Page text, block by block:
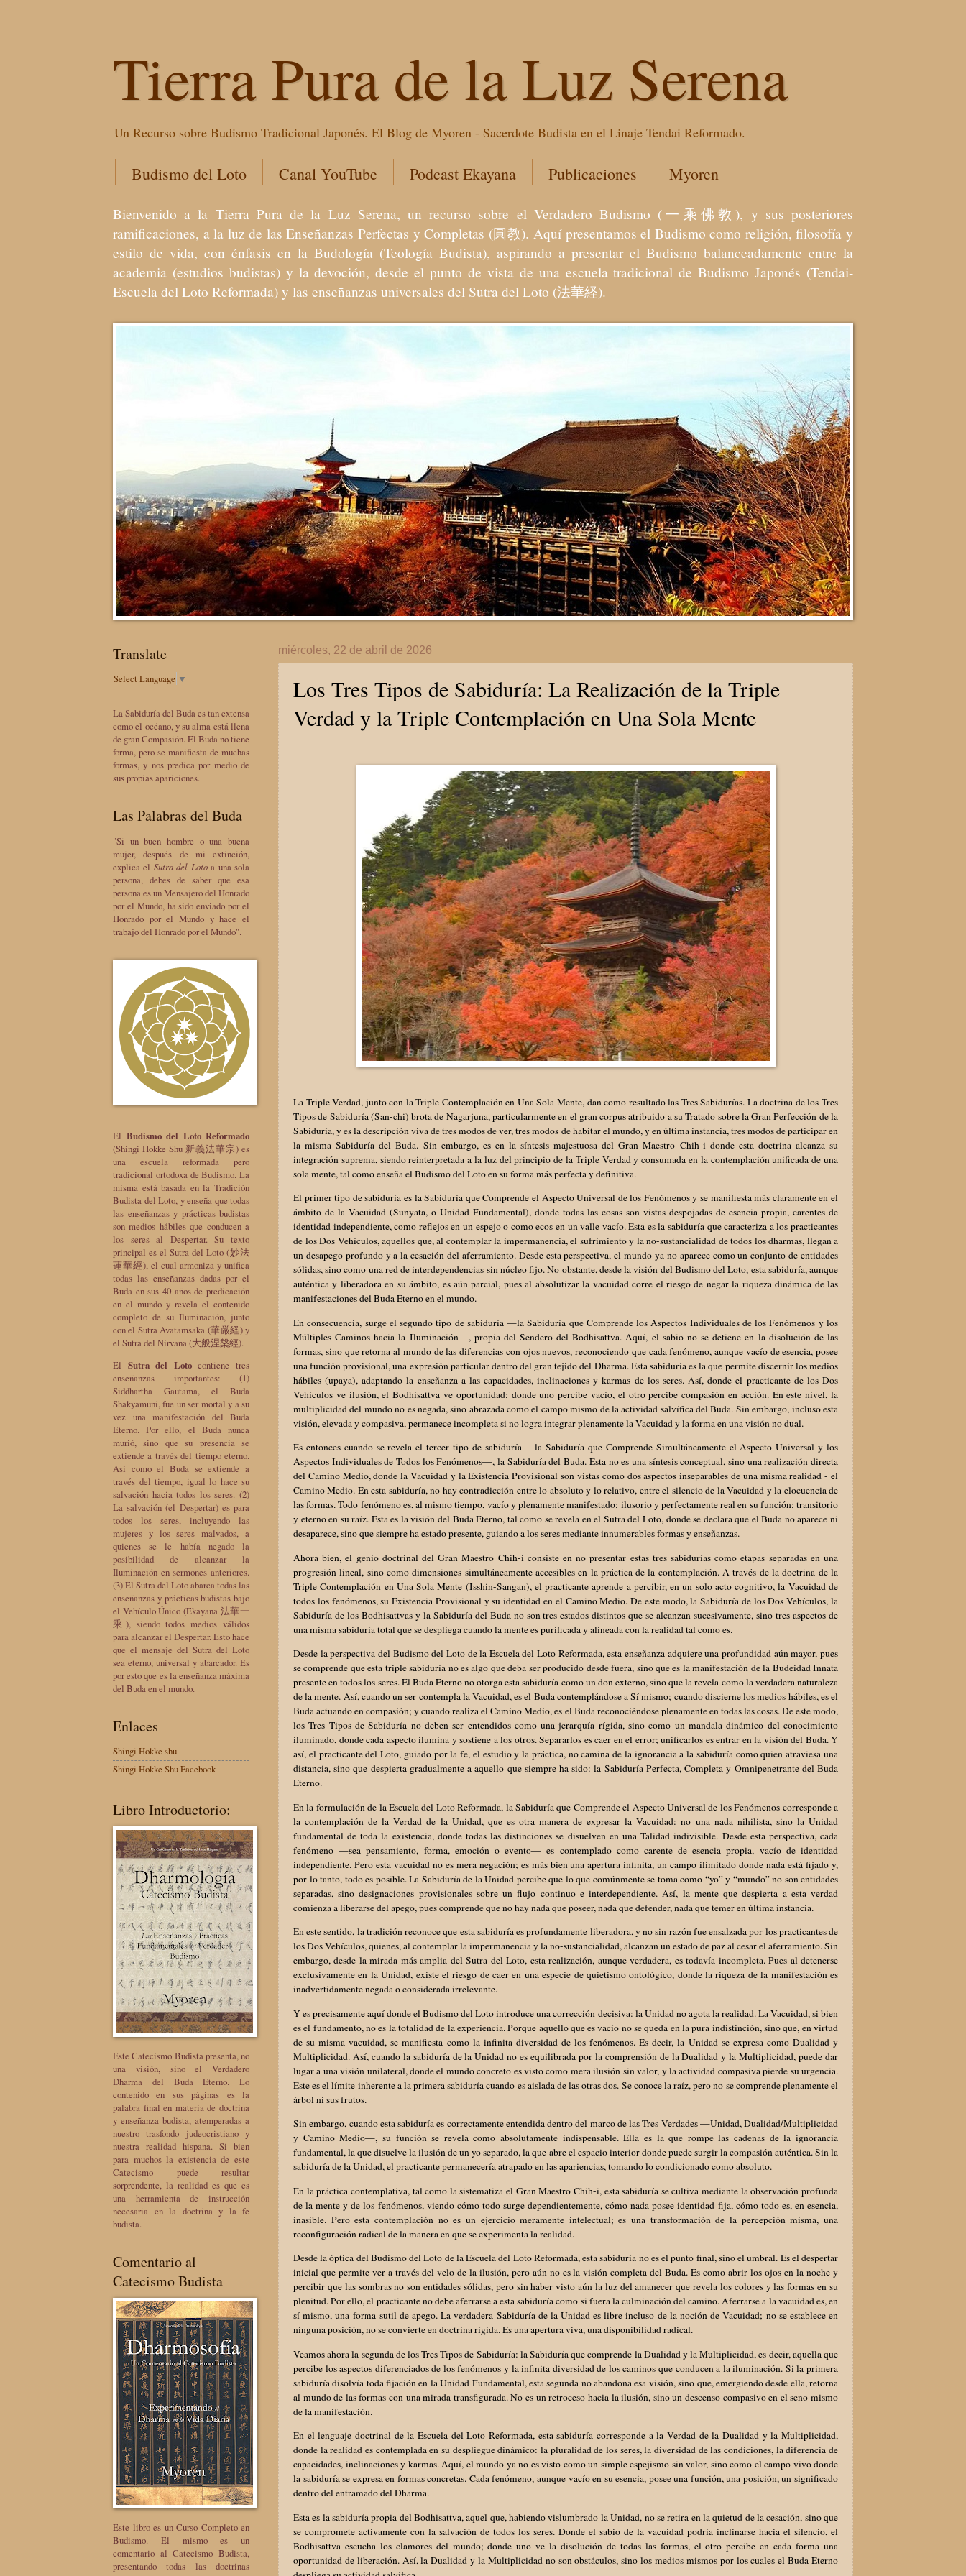
Tierra Pura de la Luz Serena
Un Recurso sobre Budismo Tradicional Japonés. El Blog de Myoren - Sacerdote Budista en el Linaje Tendai Reformado.
Budismo del Loto Canal YouTube Podcast Ekayana Publicaciones Myoren
Bienvenido a la Tierra Pura de la Luz Serena, un recurso sobre el Verdadero Budismo (一乘佛教), y sus posteriores
ramificaciones, a la luz de las Enseñanzas Perfectas y Completas (圓教). Aquí presentamos el Budismo como religión, filosofía y
estilo de vida, con énfasis en la Budología (Teología Budista), aspirando a presentar el Budismo balanceadamente entre la
academia (estudios budistas) y la devoción, desde el punto de vista de una escuela tradicional de Budismo Japonés (Tendai-
Escuela del Loto Reformada) y las enseñanzas universales del Sutra del Loto (法華経).
miércoles, 22 de abril de 2026
Los Tres Tipos de Sabiduría: La Realización de la Triple
Verdad y la Triple Contemplación en Una Sola Mente
La Triple Verdad, junto con la Triple Contemplación en Una Sola Mente, dan como resultado las Tres Sabidurías. La doctrina de los Tres
Tipos de Sabiduría (San-chi) brota de Nagarjuna, particularmente en el gran corpus atribuido a su Tratado sobre la Gran Perfección de la
Sabiduría, y es la descripción viva de tres modos de ver, tres modos de habitar el mundo, y en última instancia, tres modos de participar en
la misma Sabiduría del Buda. Sin embargo, es en la síntesis majestuosa del Gran Maestro Chih-i donde esta doctrina alcanza su
integración suprema, siendo reinterpretada a la luz del principio de la Triple Verdad y consumada en la contemplación unificada de una
sola mente, tal como enseña el Budismo del Loto en su forma más perfecta y definitiva.
El primer tipo de sabiduría es la Sabiduría que Comprende el Aspecto Universal de los Fenómenos y se manifiesta más claramente en el
ámbito de la Vacuidad (Sunyata, o Unidad Fundamental), donde todas las cosas son vistas despojadas de esencia propia, carentes de
identidad independiente, como reflejos en un espejo o como ecos en un valle vacío. Esta es la sabiduría que caracteriza a los practicantes
de los Dos Vehículos, aquellos que, al contemplar la impermanencia, el sufrimiento y la no-sustancialidad de todos los dharmas, llegan a
un desapego profundo y a la cesación del aferramiento. Desde esta perspectiva, el mundo ya no aparece como un conjunto de entidades
sólidas, sino como una red de interdependencias sin núcleo fijo. No obstante, desde la visión del Budismo del Loto, esta sabiduría, aunque
auténtica y liberadora en su ámbito, es aún parcial, pues al absolutizar la vacuidad corre el riesgo de negar la riqueza dinámica de las
manifestaciones del Buda Eterno en el mundo.
En consecuencia, surge el segundo tipo de sabiduría —la Sabiduría que Comprende los Aspectos Individuales de los Fenómenos y los
Múltiples Caminos hacia la Iluminación—, propia del Sendero del Bodhisattva. Aquí, el sabio no se detiene en la disolución de las
formas, sino que retorna al mundo de las diferencias con ojos nuevos, reconociendo que cada fenómeno, aunque vacío de esencia, posee
una función provisional, una expresión particular dentro del gran tejido del Dharma. Esta sabiduría es la que permite discernir los medios
hábiles (upaya), adaptando la enseñanza a las capacidades, inclinaciones y karmas de los seres. Así, donde el practicante de los Dos
Vehículos ve ilusión, el Bodhisattva ve oportunidad; donde uno percibe vacío, el otro percibe compasión en acción. En este nivel, la
multiplicidad del mundo no es negada, sino abrazada como el campo mismo de la actividad salvífica del Buda. Sin embargo, incluso esta
visión, elevada y compasiva, permanece incompleta si no logra integrar plenamente la Vacuidad y la forma en una visión no dual.
Es entonces cuando se revela el tercer tipo de sabiduría —la Sabiduría que Comprende Simultáneamente el Aspecto Universal y los
Aspectos Individuales de Todos los Fenómenos—, la Sabiduría del Buda. Esta no es una síntesis conceptual, sino una realización directa
del Camino Medio, donde la Vacuidad y la Existencia Provisional son vistas como dos aspectos inseparables de una misma realidad - el
Camino Medio. En esta sabiduría, no hay contradicción entre lo absoluto y lo relativo, entre el silencio de la Vacuidad y la elocuencia de
las formas. Todo fenómeno es, al mismo tiempo, vacío y plenamente manifestado; ilusorio y perfectamente real en su función; transitorio
y eterno en su raíz. Esta es la visión del Buda Eterno, tal como se revela en el Sutra del Loto, donde se declara que el Buda no aparece ni
desaparece, sino que siempre ha estado presente, guiando a los seres mediante innumerables formas y enseñanzas.
Ahora bien, el genio doctrinal del Gran Maestro Chih-i consiste en no presentar estas tres sabidurías como etapas separadas en una
progresión lineal, sino como dimensiones simultáneamente accesibles en la práctica de la contemplación. A través de la doctrina de la
Triple Contemplación en Una Sola Mente (Isshin-Sangan), el practicante aprende a percibir, en un solo acto cognitivo, la Vacuidad de
todos los fenómenos, su Existencia Provisional y su identidad en el Camino Medio. De este modo, la Sabiduría de los Dos Vehículos, la
Sabiduría de los Bodhisattvas y la Sabiduría del Buda no son tres estados distintos que se alcanzan sucesivamente, sino tres aspectos de
una misma sabiduría total que se despliega cuando la mente es purificada y alineada con la realidad tal como es.
Desde la perspectiva del Budismo del Loto de la Escuela del Loto Reformada, esta enseñanza adquiere una profundidad aún mayor, pues
se comprende que esta triple sabiduría no es algo que deba ser producido desde fuera, sino que es la manifestación de la Budeidad Innata
presente en todos los seres. El Buda Eterno no otorga esta sabiduría como un don externo, sino que la revela como la verdadera naturaleza
de la mente. Así, cuando un ser contempla la Vacuidad, es el Buda contemplándose a Sí mismo; cuando discierne los medios hábiles, es el
Buda actuando en compasión; y cuando realiza el Camino Medio, es el Buda reconociéndose plenamente en todas las cosas. De este modo,
los Tres Tipos de Sabiduría no deben ser entendidos como una jerarquía rígida, sino como un mandala dinámico del conocimiento
iluminado, donde cada aspecto ilumina y sostiene a los otros. Separarlos es caer en el error; unificarlos es entrar en la visión del Buda. Y
así, el practicante del Loto, guiado por la fe, el estudio y la práctica, no camina de la ignorancia a la sabiduría como quien atraviesa una
distancia, sino que despierta gradualmente a aquello que siempre ha sido: la Sabiduría Perfecta, Completa y Omnipenetrante del Buda
Eterno.
En la formulación de la Escuela del Loto Reformada, la Sabiduría que Comprende el Aspecto Universal de los Fenómenos corresponde a
la contemplación de la Verdad de la Unidad, que es otra manera de expresar la Vacuidad: no una nada nihilista, sino la Unidad
fundamental de toda la existencia, donde todas las distinciones se disuelven en una Talidad indivisible. Desde esta perspectiva, cada
fenómeno —sea pensamiento, forma, emoción o evento— es contemplado como carente de esencia propia, vacío de identidad
independiente. Pero esta vacuidad no es mera negación; es más bien una apertura infinita, un campo ilimitado donde nada está fijado y,
por lo tanto, todo es posible. La Sabiduría de la Unidad percibe que lo que comúnmente se toma como “yo” y “mundo” no son entidades
separadas, sino designaciones provisionales sobre un flujo continuo e interdependiente. Así, la mente que despierta a esta verdad
comienza a liberarse del apego, pues comprende que no hay nada que poseer, nada que defender, nada que temer en última instancia.
En este sentido, la tradición reconoce que esta sabiduría es profundamente liberadora, y no sin razón fue ensalzada por los practicantes de
los Dos Vehículos, quienes, al contemplar la impermanencia y la no-sustancialidad, alcanzan un estado de paz al cesar el aferramiento. Sin
embargo, desde la mirada más amplia del Sutra del Loto, esta realización, aunque verdadera, es todavía incompleta. Pues al detenerse
exclusivamente en la Unidad, existe el riesgo de caer en una especie de quietismo ontológico, donde la riqueza de la manifestación es
inadvertidamente negada o considerada irrelevante.
Y es precisamente aquí donde el Budismo del Loto introduce una corrección decisiva: la Unidad no agota la realidad. La Vacuidad, si bien
es el fundamento, no es la totalidad de la experiencia. Porque aquello que es vacío no se queda en la pura indistinción, sino que, en virtud
de su misma vacuidad, se manifiesta como la infinita diversidad de los fenómenos. Es decir, la Unidad se expresa como Dualidad y
Multiplicidad. Así, cuando la sabiduría de la Unidad no es equilibrada por la comprensión de la Dualidad y la Multiplicidad, puede dar
lugar a una visión unilateral, donde el mundo concreto es visto como mera ilusión sin valor, y la actividad compasiva pierde su urgencia.
Este es el límite inherente a la primera sabiduría cuando es aislada de las otras dos. Se conoce la raíz, pero no se comprende plenamente el
árbol ni sus frutos.
Sin embargo, cuando esta sabiduría es correctamente entendida dentro del marco de las Tres Verdades —Unidad, Dualidad/Multiplicidad
y Camino Medio—, su función se revela como absolutamente indispensable. Ella es la que rompe las cadenas de la ignorancia
fundamental, la que disuelve la ilusión de un yo separado, la que abre el espacio interior donde puede surgir la compasión auténtica. Sin la
sabiduría de la Unidad, el practicante permanecería atrapado en las apariencias, tomando lo condicionado como absoluto.
En la práctica contemplativa, tal como la sistematiza el Gran Maestro Chih-i, esta sabiduría se cultiva mediante la observación profunda
de la mente y de los fenómenos, viendo cómo todo surge dependientemente, cómo nada posee identidad fija, cómo todo es, en esencia,
inasible. Pero esta contemplación no es un ejercicio meramente intelectual; es una transformación de la percepción misma, una
reconfiguración radical de la manera en que se experimenta la realidad.
Desde la óptica del Budismo del Loto de la Escuela del Loto Reformada, esta sabiduría no es el punto final, sino el umbral. Es el despertar
inicial que permite ver a través del velo de la ilusión, pero aún no es la visión completa del Buda. Es como abrir los ojos en la noche y
percibir que las sombras no son entidades sólidas, pero sin haber visto aún la luz del amanecer que revela los colores y las formas en su
plenitud. Por ello, el practicante no debe aferrarse a esta sabiduría como si fuera la culminación del camino. Aferrarse a la vacuidad es, en
sí mismo, una forma sutil de apego. La verdadera Sabiduría de la Unidad es libre incluso de la noción de Vacuidad; no se establece en
ninguna posición, no se convierte en doctrina rígida. Es una apertura viva, una disponibilidad radical.
Veamos ahora la segunda de los Tres Tipos de Sabiduría: la Sabiduría que comprende la Dualidad y la Multiplicidad, es decir, aquella que
percibe los aspectos diferenciados de los fenómenos y la infinita diversidad de los caminos que conducen a la iluminación. Si la primera
sabiduría disolvía toda fijación en la Unidad Fundamental, esta segunda no abandona esa visión, sino que, emergiendo desde ella, retorna
al mundo de las formas con una mirada transfigurada. No es un retroceso hacia la ilusión, sino un descenso compasivo en el seno mismo
de la manifestación.
En el lenguaje doctrinal de la Escuela del Loto Reformada, esta sabiduría corresponde a la Verdad de la Dualidad y la Multiplicidad,
donde la realidad es contemplada en su despliegue dinámico: la pluralidad de los seres, la diversidad de las condiciones, la diferencia de
capacidades, inclinaciones y karmas. Aquí, el mundo ya no es visto como un simple espejismo sin valor, sino como el campo vivo donde
la sabiduría se expresa en formas concretas. Cada fenómeno, aunque vacío en su esencia, posee una función, una posición, un significado
dentro del entramado del Dharma.
Esta es la sabiduría propia del Bodhisattva, aquel que, habiendo vislumbrado la Unidad, no se retira en la quietud de la cesación, sino que
se compromete activamente con la salvación de todos los seres. Donde el sabio de la vacuidad podría inclinarse hacia el silencio, el
Bodhisattva escucha los clamores del mundo; donde uno ve la disolución de todas las formas, el otro percibe en cada forma una
oportunidad de liberación. Así, la Dualidad y la Multiplicidad no son obstáculos, sino los medios mismos por los cuales el Buda Eterno
Translate
Select Language ▼
La Sabiduría del Buda es tan extensa
como el océano, y su alma está llena
de gran Compasión. El Buda no tiene
forma, pero se manifiesta de muchas
formas, y nos predica por medio de
sus propias apariciones.
Las Palabras del Buda
"Si un buen hombre o una buena
mujer, después de mi extinción,
explica el Sutra del Lotoa una sola
persona, debes de saber que esa
persona es un Mensajero del Honrado
por el Mundo, ha sido enviado por el
Honrado por el Mundo y hace el
trabajo del Honrado por el Mundo".
El Budismo del Loto Reformado
(Shingi Hokke Shu 新義法華宗) es
una escuela reformada pero
tradicional ortodoxa de Budismo. La
misma está basada en la Tradición
Budista del Loto, y enseña que todas
las enseñanzas y prácticas budistas
son medios hábiles que conducen a
los seres al Despertar. Su texto
principal es el Sutra del Loto (妙法
蓮華經), el cual armoniza y unifica
todas las enseñanzas dadas por el
Buda en sus 40 años de predicación
en el mundo y revela el contenido
completo de su Iluminación, junto
con el Sutra Avatamsaka (華厳経) y
el Sutra del Nirvana (大般涅槃經).
El Sutra del Lotocontiene tres
enseñanzas importantes: (1)
Siddhartha Gautama, el Buda
Shakyamuni, fue un ser mortal y a su
vez una manifestación del Buda
Eterno. Por ello, el Buda nunca
murió, sino que su presencia se
extiende a través del tiempo eterno.
Así como el Buda se extiende a
través del tiempo, igual lo hace su
salvación hacia todos los seres. (2)
La salvación (el Despertar) es para
todos los seres, incluyendo las
mujeres y los seres malvados, a
quienes se le había negado la
posibilidad de alcanzar la
Iluminación en sermones anteriores.
(3) El Sutra del Loto abarca todas las
enseñanzas y prácticas budistas bajo
el Vehículo Único (Ekayana 法華一
乘), siendo todos medios válidos
para alcanzar el Despertar. Esto hace
que el mensaje del Sutra del Loto
sea eterno, universal y abarcador. Es
por esto que es la enseñanza máxima
del Buda en el mundo.
Enlaces
Shingi Hokke shu
Shingi Hokke Shu Facebook
Libro Introductorio:
Este Catecismo Budista presenta, no
una visión, sino el Verdadero
Dharma del Buda Eterno. Lo
contenido en sus páginas es la
palabra final en materia de doctrina
y enseñanza budista, atemperadas a
nuestro trasfondo judeocristiano y
nuestra realidad hispana. Si bien
para muchos la existencia de este
Catecismo puede resultar
sorprendente, la realidad es que es
una herramienta de instrucción
necesaria en la doctrina y la fe
budista.
Comentario al
Catecismo Budista
Este libro es un Curso Completo en
Budismo. El mismo es un
comentario al Catecismo Budista,
presentando todas las doctrinas